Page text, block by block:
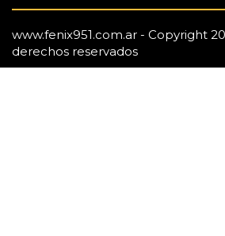
www.fenix951.com.ar - Copyright
derechos reservados